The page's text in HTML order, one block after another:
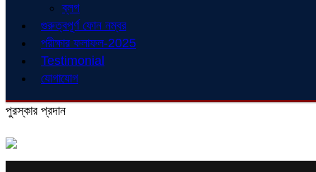
ব্লগ
গুরুত্বপূর্ণ ফোন নম্বর
পরীক্ষার ফলাফল-2025
Testimonial
যোগাযোগ
পুরস্কার প্রদান